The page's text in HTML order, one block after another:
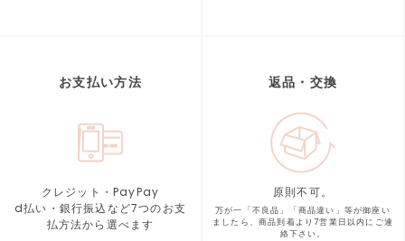
お支払い方法
クレジット・PayPay
d払い・銀行振込など7つのお支
払方法から選べます
返品・交換
原則不可。
万が一「不良品」「商品違い」等が御座い
ましたら、商品到着より7営業日以内にご連
絡下さい。